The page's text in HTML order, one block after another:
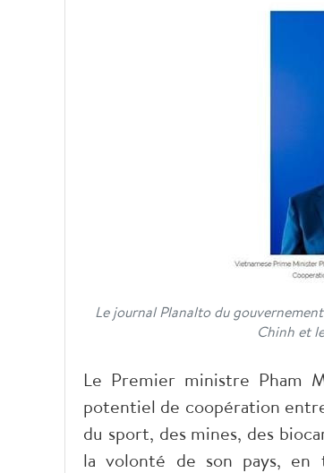
Le journal Planalto du
Chinh et
Le Premier ministre Pham
potentiel de coopération
du sport, des mines, des
la volonté de son pays,